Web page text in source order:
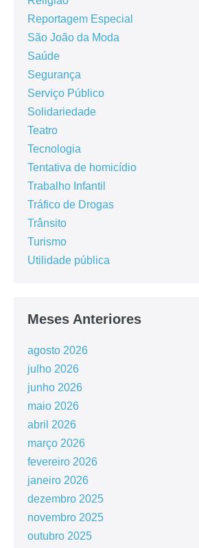
Reportagem Especial
São João da Moda
Saúde
Segurança
Serviço Público
Solidariedade
Teatro
Tecnologia
Tentativa de homicídio
Trabalho Infantil
Tráfico de Drogas
Trânsito
Turismo
Utilidade pública
Meses Anteriores
agosto 2026
julho 2026
junho 2026
maio 2026
abril 2026
março 2026
fevereiro 2026
janeiro 2026
dezembro 2025
novembro 2025
outubro 2025